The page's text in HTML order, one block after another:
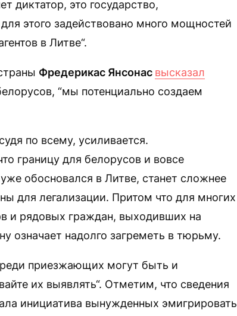
диктатор, это государство,
этого задействовано много мощностей
в Литве“.
Фредерикас Янсонас высказал
“мы потенциально создаем
по всему, усиливается.
границу для белорусов и вовсе
обосновался в Литве, станет сложнее
для легализации. Притом что для многих
и рядовых граждан, выходивших на
означает надолго загреметь в тюрьму.
приезжающих могут быть и
их выявлять“. Отметим, что сведения
инициатива вынужденных эмигрировать